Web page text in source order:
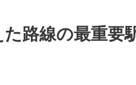
路線の最重要